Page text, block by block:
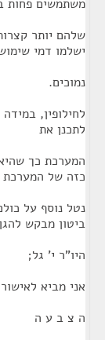
משתמשים פחות
שלהם יותר
ישלמו דמי
נמוכים.
לחילופין,
לתכנן את
המערכת כך
כזה של המערכת
נטל נוסף על
ביטון מבקש
היו"ר י' גל;
אני מביא
ה צ ב ע ה